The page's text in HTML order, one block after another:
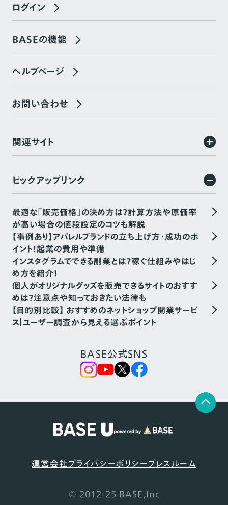
ログイン
BASEの機能
ヘルプページ
お問い合わせ
関連サイト
ピックアップリンク
最適な「販売価格」の決め方は？計算方法や原価率
が高い場合の値段設定のコツも解説
【事例あり】アパレルブランドの立ち上げ方・成功のポ
イント！起業の費用や準備
インスタグラムでできる副業とは？稼ぐ仕組みやはじ
め方を紹介！
個人がオリジナルグッズを販売できるサイトのおすす
めは？注意点や知っておきたい法律も
【目的別比較】 おすすめのネットショップ開業サービ
ス｜ユーザー調査から見える選ぶポイント
BASE公式SNS
運営会社プライバシーポリシープレスルーム
© 2012-25 BASE,Inc